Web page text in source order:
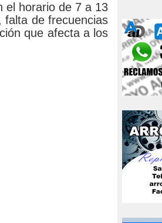
el horario de 7 a 13
falta de frecuencias
que afecta a los